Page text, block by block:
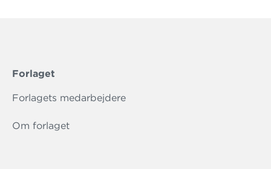
Forlaget
Forlagets medarbejdere
Om forlaget